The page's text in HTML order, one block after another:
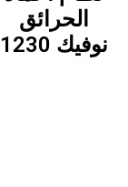
الحرائق
نوفيك 1230